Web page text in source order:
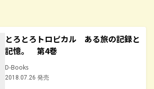
とろとろトロピカル ある旅の記録と
記憶。 第4巻
D-Books
2018.07.26 発売